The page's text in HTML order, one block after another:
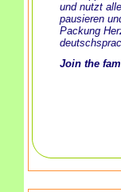
und nutzt
pausieren
Packung
Join the